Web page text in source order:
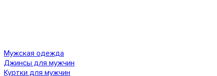
Мужская одежда
Джинсы для мужчин
Куртки для мужчин